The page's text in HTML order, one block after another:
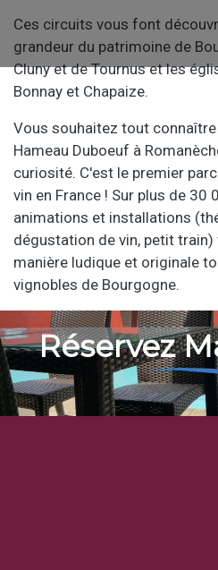
Ces circuits vous font
grandeur du patrimoine de
Cluny et de Tournus et les
Bonnay et Chapaize.
Vous souhaitez tout connaître
Hameau Duboeuf à
curiosité. C'est le premier
vin en France ! Sur plus de 30
animations et installations
dégustation de vin, petit
manière ludique et originale
vignobles de Bourgogne.
Réservez